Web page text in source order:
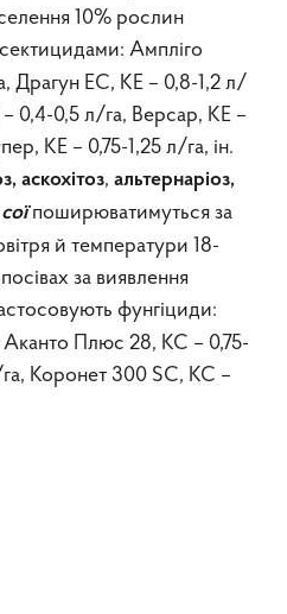
10% рослин
Ампліго
Драгун ЕС, КЕ – 0,8-1,2 л/
– 0,4-0,5 л/га, Версар, КЕ –
КЕ – 0,75-1,25 л/га, ін.
аскохітоз, альтернаріоз,
соїпоширюватимуться за
й температури 18-
за виявлення
фунгіциди:
Аканто Плюс 28, КС – 0,75-
га, Коронет 300 SC, КС –